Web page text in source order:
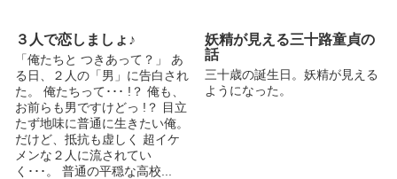
３人で恋しましょ♪
「俺たちと つきあって？」 あ
る日、２人の「男」に告白され
た。 俺たちって･･･ !？ 俺も、
お前らも男ですけどっ !？ 目立
たず地味に普通に生きたい俺。
だけど、抵抗も虚しく 超イケ
メンな２人に流されてい
く･･･。 普通の平穏な高校...
妖精が見える三十路童貞の
話
三十歳の誕生日。妖精が見える
ようになった。